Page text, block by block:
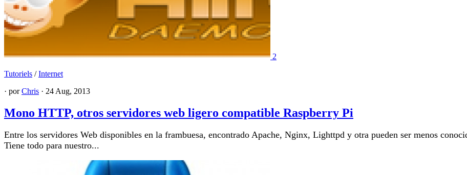
2
Tutoriels /Internet
· porChris · 24 Aug, 2013
Mono HTTP, otros servidores web ligero compatible Raspberry Pi
Entre los servidores Web disponibles en la frambuesa, encontrado Apache, Nginx, Lighttpd y otra pueden ser menos
Tiene todo para nuestro...